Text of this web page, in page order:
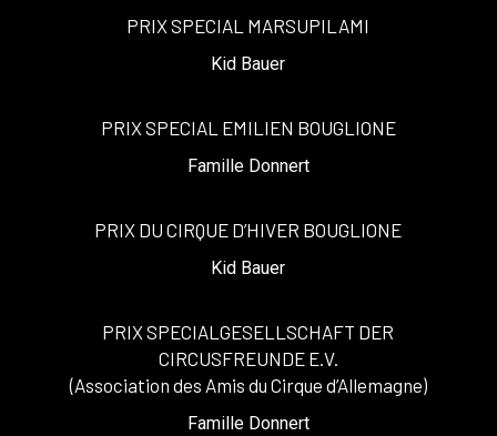
PRIX SPECIAL MARSUPILAMI
Kid Bauer
PRIX SPECIAL EMILIEN BOUGLIONE
Famille Donnert
PRIX DU CIRQUE D’HIVER BOUGLIONE
Kid Bauer
PRIX SPECIALGESELLSCHAFT DER
CIRCUSFREUNDE E.V.
(Association des Amis du Cirque d’Allemagne)
Famille Donnert